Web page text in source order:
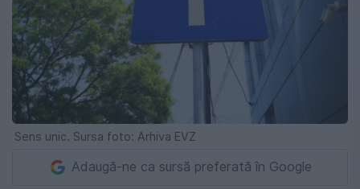
Sens unic. Sursa foto: Arhiva EVZ
Adaugă-ne ca sursă preferată în Google